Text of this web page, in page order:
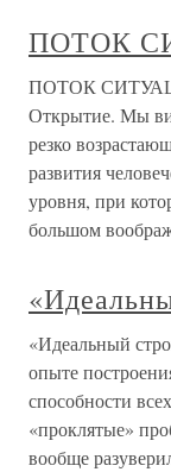
ПОТОК
ПОТОК
Открытие. Мы
резко
развития
уровня, при
большом
«Идеальный
опыте
способности
«проклятые»
вообще